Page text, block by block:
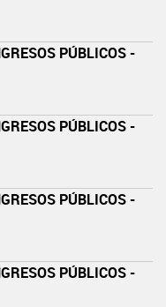
PÚBLICOS -
PÚBLICOS -
PÚBLICOS -
PÚBLICOS -